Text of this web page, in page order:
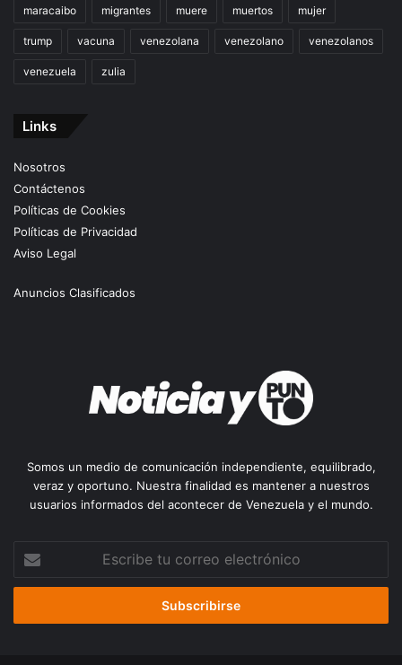
maracaibo migrantes muere muertos mujer
trump vacuna venezolana venezolano venezolanos
venezuela zulia
Links
Nosotros
Contáctenos
Políticas de Cookies
Políticas de Privacidad
Aviso Legal
Anuncios Clasificados
Somos un medio de comunicación independiente, equilibrado,
veraz y oportuno. Nuestra finalidad es mantener a nuestros
usuarios informados del acontecer de Venezuela y el mundo.
correo